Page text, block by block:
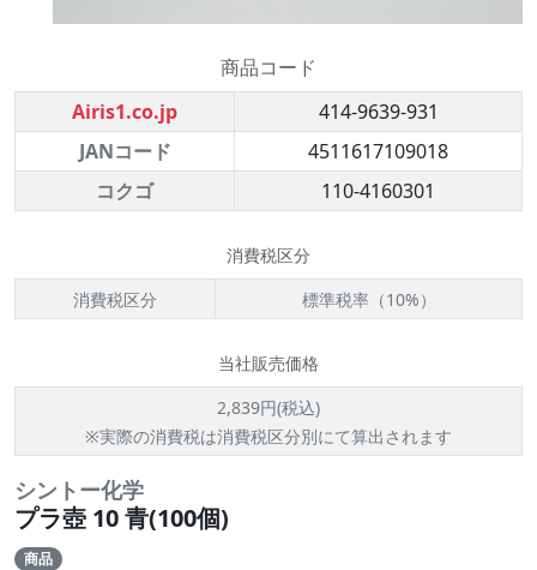
商品コード
Airis1.co.jp
414-9639-931
JANコード
4511617109018
コクゴ
110-4160301
消費税区分
消費税区分
標準税率（10%）
当社販売価格
2,839円(税込)
※実際の消費税は消費税区分別にて算出されます
シントー化学
プラ壺 10 青(100個)
商品